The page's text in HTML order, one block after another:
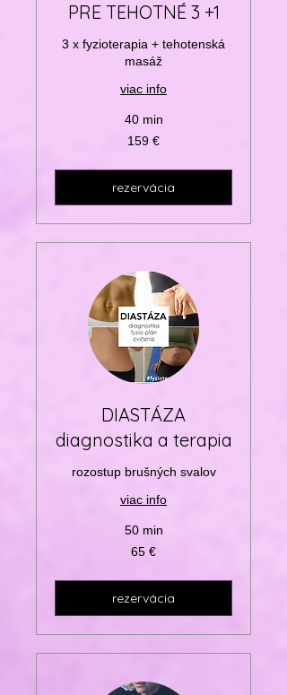
PRE TEHOTNÉ 3 +1
3 x fyzioterapia + tehotenská
masáž
viac info
40 min
159 €
rezervácia
DIASTÁZA
diagnostika a terapia
rozostup brušných svalov
viac info
50 min
65 €
rezervácia